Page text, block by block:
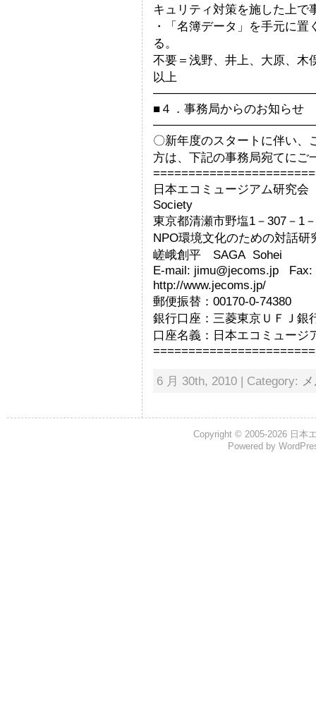
キュリティ対策を施した上で
・「名簿データ」を手元に
る。
不要＝浅野、井上、大原、木
以上
■４．事務局からのお知らせ
〇新年度のスタートに伴い、
方は、下記の事務局宛てにご
日本エコミュージアム研究
Society
東京都清瀬市野塩1－307－1
NPO環境文化のための対話研
嵯峨創平 SAGA Sohei
E-mail: jimu@jecoms.jp
http://www.jecoms.jp/
郵便振替：00170-0-74380
銀行口座：三菱東京ＵＦＪ
口座名義：日本エコミュージ
6 月 30th, 2010 | Category:
Copyright © 2005-2026 日本
Powered by